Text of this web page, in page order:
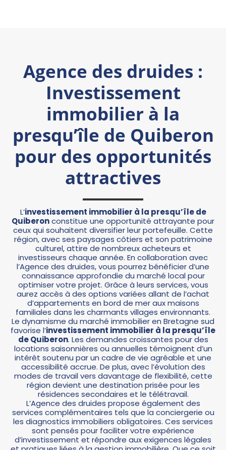
Agence des druides :
Investissement
immobilier à la
presqu’île de Quiberon
pour des opportunités
attractives
L’investissement immobilier à la presqu’île de
Quiberonconstitue une opportunité attrayante pour
ceux qui souhaitent diversifier leur portefeuille. Cette
région, avec ses paysages côtiers et son patrimoine
culturel, attire de nombreux acheteurs et
investisseurs chaque année. En collaboration avec
l’Agence des druides, vous pourrez bénéficier d’une
connaissance approfondie du marché local pour
optimiser votre projet. Grâce à leurs services, vous
aurez accès à des options variées allant de l’achat
d’appartements en bord de mer aux maisons
familiales dans les charmants villages environnants.
Le dynamisme du marché immobilier en Bretagne sud
favorise l’investissement immobilier à la presqu’île
de Quiberon. Les demandes croissantes pour des
locations saisonnières ou annuelles témoignent d’un
intérêt soutenu par un cadre de vie agréable et une
accessibilité accrue. De plus, avec l’évolution des
modes de travail vers davantage de flexibilité, cette
région devient une destination prisée pour les
résidences secondaires et le télétravail.
L’Agence des druides propose également des
services complémentaires tels que la conciergerie ou
les diagnostics immobiliers obligatoires. Ces services
sont pensés pour faciliter votre expérience
d’investissement et répondre aux exigences légales